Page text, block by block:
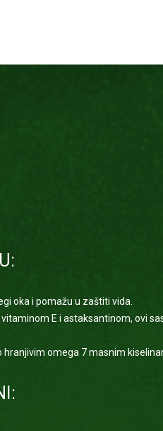
oka i pomažu u zaštiti vida.
E i astaksantinom, ovi
omega 7 masnim